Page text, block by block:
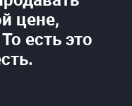
цене,
есть это